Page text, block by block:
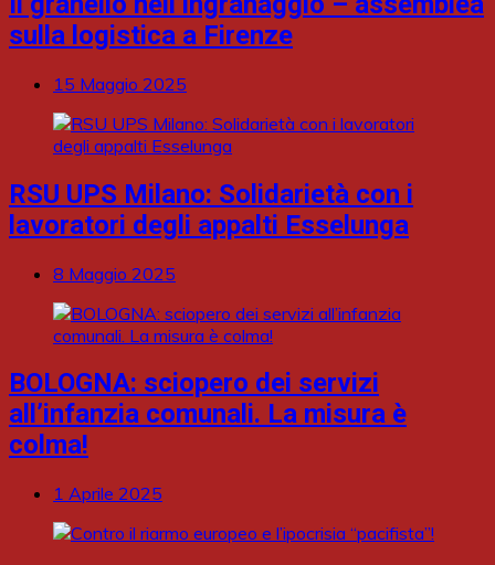
sulla logistica a Firenze
15 Maggio 2025
RSU UPS Milano: Solidarietà con i
lavoratori degli appalti Esselunga
8 Maggio 2025
BOLOGNA: sciopero dei servizi
all’infanzia comunali. La misura è
colma!
1 Aprile 2025